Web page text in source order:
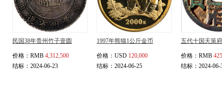
民国38年贵州竹子壹圆
价格： RMB 4,312,500
结标：2024-06-23
1997年熊猫1公斤金币
价格： USD 120,000
结标：2024-06-25
五代十国天策
价格： RMB
结标：2024-06-